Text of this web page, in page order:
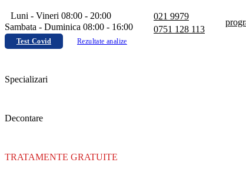
Luni - Vineri 08:00 - 20:00
Sambata - Duminica 08:00 - 16:00
021 9979
0751 128 113
Test Covid Rezultate analize
Specializari
Decontare
TRATAMENTE GRATUITE